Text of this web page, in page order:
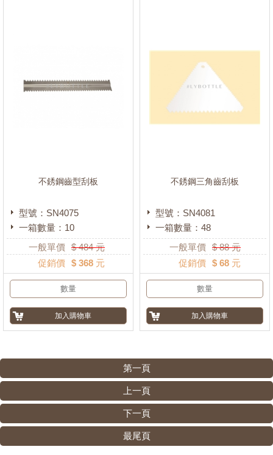
不銹鋼齒型刮板
型號：SN4075
一箱數量：10
一般單價 $484元
促銷價 $ 368 元
不銹鋼三角齒刮板
型號：SN4081
一箱數量：48
一般單價 $88元
促銷價 $ 68 元
第一頁
上一頁
下一頁
最尾頁